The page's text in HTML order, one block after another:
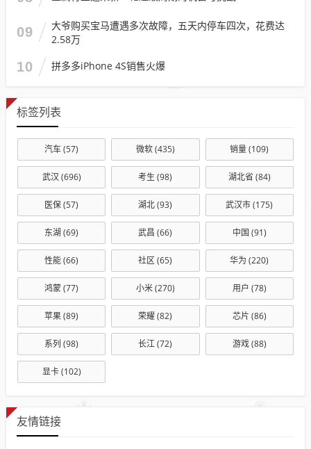
09
大爷购买宝马遭遇多次故障，五天内停车四次，花费达
2.58万
10 拼多多iPhone 4S销售火爆
标签列表
汽车(57) 微软(435) 销量(109)
武汉 (696) 考生 (98) 湖北省 (84)
医保(57) 湖北(93) 武汉市(175)
东湖 (69) 武昌 (66) 中国 (91)
性能(66) 社区 (65) 华为 (220)
鸿蒙(77) 小米(270) 用户 (78)
苹果(89) 荣耀(82) 芯片 (86)
系列 (98) 长江(72) 游戏(88)
显卡(102)
友情链接